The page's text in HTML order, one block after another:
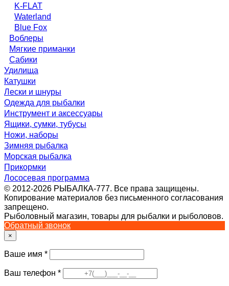
K-FLAT
Waterland
Blue Fox
Воблеры
Мягкие приманки
Сабики
Удилища
Катушки
Лески и шнуры
Одежда для рыбалки
Инструмент и аксессуары
Ящики, сумки, тубусы
Ножи, наборы
Зимняя рыбалка
Морская рыбалка
Прикормки
Лососевая программа
© 2012-2026 РЫБАЛКА-777. Все права защищены.
Копирование материалов без письменного согласования
запрещено.
Рыболовный магазин, товары для рыбалки и рыболовов.
Обратный звонок
×
Ваше имя *
Ваш телефон *